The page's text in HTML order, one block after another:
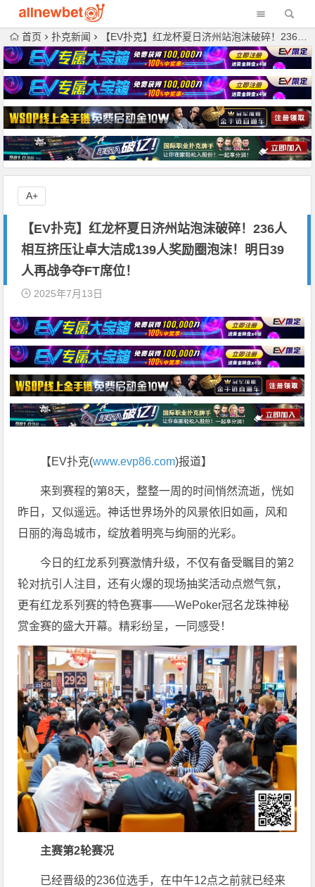
首页 扑克新闻 【EV扑克】红龙杯夏日济州站泡沫破碎！236人相互挤压让卓大洁成139人奖励圈泡沫！明日39人再战争夺FT席位！
【EV扑克】红龙杯夏日济州站泡沫破碎！236人
相互挤压让卓大洁成139人奖励圈泡沫！明日39
人再战争夺FT席位！
2025年7月13日
【EV扑克(www.evp86.com)报道】
来到赛程的第8天，整整一周的时间悄然流逝，恍如
昨日，又似遥远。神话世界场外的风景依旧如画，风和
日丽的海岛城市，绽放着明亮与绚丽的光彩。
今日的红龙系列赛激情升级，不仅有备受瞩目的第2
轮对抗引人注目，还有火爆的现场抽奖活动点燃气氛，
更有红龙系列赛的特色赛事——WePoker冠名龙珠神秘
赏金赛的盛大开幕。精彩纷呈，一同感受！
主赛第2轮赛况
已经晋级的236位选手，在中午12点之前就已经来
A+